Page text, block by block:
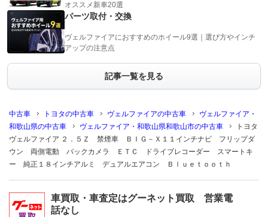
オススメ新車20選
パーツ取付・交換
ヴェルファイアにおすすめのホイール9選｜選び方やインチ
アップの注意点
記事一覧を見る
中古車 トヨタの中古車 ヴェルファイアの中古車
ヴェルファイア・
和歌山県の中古車
ヴェルファイア・和歌山県和歌山市の中古車
トヨタ
ヴェルファイア ２．５Ｚ 禁煙車 ＢＩＧ－Ｘ１１インチナビ フリップダ
ウン 両側電動 バックカメラ ＥＴＣ ドライブレコーダー スマートキ
ー 純正１８インチアルミ デュアルエアコン Ｂｌｕｅｔｏｏｔｈ
車買取・車査定はグーネット買取 営業電
話なし